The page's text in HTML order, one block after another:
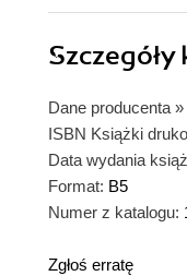
Szczegóły
Dane producenta »
ISBN Książki
Data wydania
Format: B5
Numer z katalogu:
Zgłoś erratę